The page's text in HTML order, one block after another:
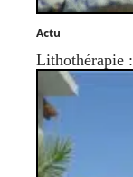
Actu
Lithothérapie